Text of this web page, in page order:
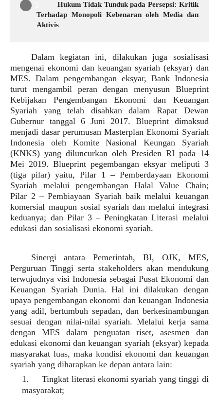
Hukum Tidak Tunduk pada Persepsi: Kritik
Terhadap Monopoli Kebenaran oleh Media dan
Aktivis
Dalam kegiatan ini, dilakukan juga sosialisasi
mengenai ekonomi dan keuangan syariah (eksyar) dan
MES. Dalam pengembangan eksyar, Bank Indonesia
turut mengambil peran dengan menyusun Blueprint
Kebijakan Pengembangan Ekonomi dan Keuangan
Syariah yang telah disahkan dalam Rapat Dewan
Gubernur tanggal 6 Juni 2017. Blueprint dimaksud
menjadi dasar perumusan Masterplan Ekonomi Syariah
Indonesia oleh Komite Nasional Keungan Syariah
(KNKS) yang diluncurkan oleh Presiden RI pada 14
Mei 2019. Blueprint pegembangan eksyar meliputi 3
(tiga pilar) yaitu, Pilar 1 – Pemberdayaan Ekonomi
Syariah melalui pengembangan Halal Value Chain;
Pilar 2 – Pembiayaan Syariah baik melalui keuangan
komersial maupun sosial syariah dan melalui integrasi
keduanya; dan Pilar 3 – Peningkatan Literasi melalui
edukasi dan sosialisasi ekonomi syariah.
Sinergi antara Pemerintah, BI, OJK, MES,
Perguruan Tinggi serta stakeholders akan mendukung
terwujudnya visi Indonesia sebagai Pusat Ekonomi dan
Keuangan Syariah Dunia. Hal ini dilakukan dengan
upaya pengembangan ekonomi dan keuangan Indonesia
yang adil, bertumbuh sepadan, dan berkesinambungan
sesuai dengan nilai-nilai syariah. Melalui kerja sama
dengan MES dalam penguatan riset, asesmen dan
edukasi ekonomi dan keuangan syariah (eksyar) kepada
masyarakat luas, maka kondisi ekonomi dan keuangan
syariah yang diharapkan ke depan antara lain:
1.
Tingkat literasi ekonomi syariah yang tinggi di
masyarakat;